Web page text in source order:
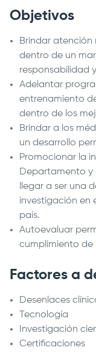
Objetivos
Brindar
dentro de un
responsabilidad
Adelantar
entrenamiento
dentro de los
Brindar a los
un desarrollo
Promocionar la
Departamento y
llegar a ser una
investigación en
país.
Autoevaluar
cumplimiento de
Factores a
Desenlaces
Tecnología
Investigación
Certificaciones